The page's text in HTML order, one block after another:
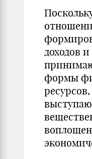
доходов
формы